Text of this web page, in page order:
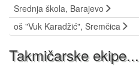
Srednja škola, Barajevo
oš "Vuk Karadžić", Sremčica
Takmičarske ekipe...